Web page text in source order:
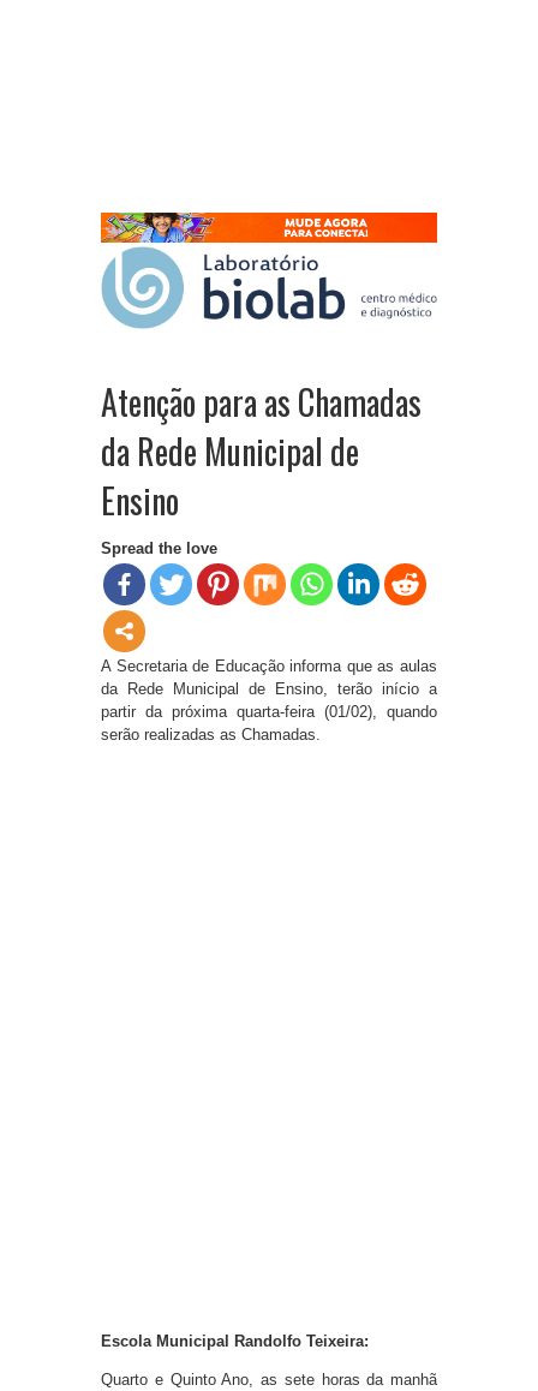
Atenção para as Chamadas
da Rede Municipal de
Ensino
Spread the love
A Secretaria de Educação informa que as aulas
da Rede Municipal de Ensino, terão início a
partir da próxima quarta-feira (01/02), quando
serão realizadas as Chamadas.
Escola Municipal Randolfo Teixeira:
Quarto e Quinto Ano, as sete horas da manhã